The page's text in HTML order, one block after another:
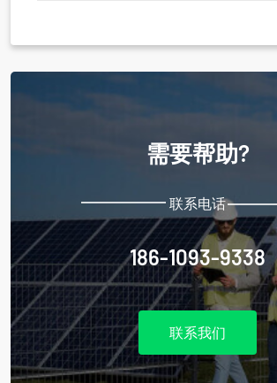
需要帮助?
联系电话
186-1093-9338
联系我们